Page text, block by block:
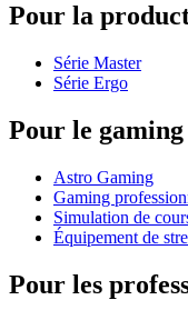
Pour la
Série Master
Série Ergo
Pour le
Astro Gaming
Gaming
Simulation de
Équipement de
Pour les